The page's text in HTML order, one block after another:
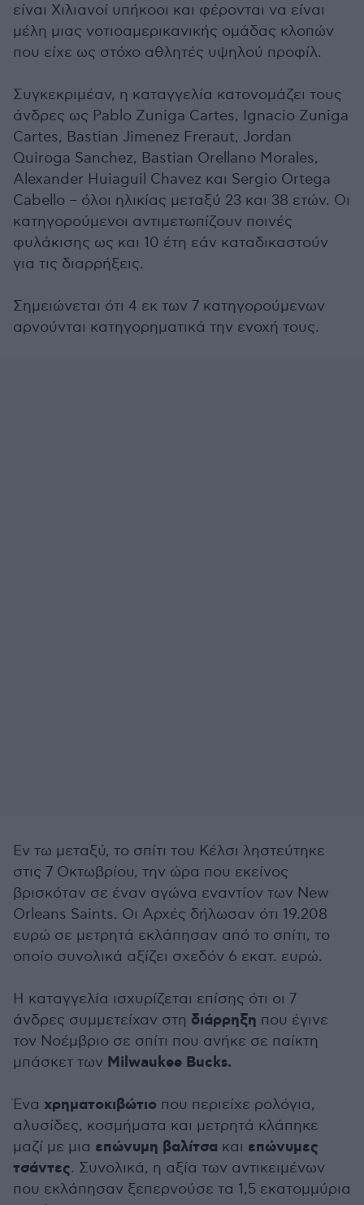
είναι Χιλιανοί υπήκοοι και φέρονται να είναι
μέλη μιας νοτιοαμερικανικής ομάδας κλοπών
που είχε ως στόχο αθλητές υψηλού προφίλ.
Συγκεκριμέαν, η καταγγελία κατονομάζει τους
άνδρες ως Pablo Zuniga Cartes, Ignacio Zuniga
Cartes, Bastian Jimenez Freraut, Jordan
Quiroga Sanchez, Bastian Orellano Morales,
Alexander Huiaguil Chavez και Sergio Ortega
Cabello – όλοι ηλικίας μεταξύ 23 και 38 ετών. Οι
κατηγορούμενοι αντιμετωπίζουν ποινές
φυλάκισης ως και 10 έτη εάν καταδικαστούν
για τις διαρρήξεις.
Σημειώνεται ότι 4 εκ των 7 κατηγορούμενων
αρνούνται κατηγορηματικά την ενοχή τους.
Εν τω μεταξύ, το σπίτι του Κέλσι ληστεύτηκε
στις 7 Οκτωβρίου, την ώρα που εκείνος
βρισκόταν σε έναν αγώνα εναντίον των New
Orleans Saints. Οι Αρχές δήλωσαν ότι 19.208
ευρώ σε μετρητά εκλάπησαν από το σπίτι, το
οποίο συνολικά αξίζει σχεδόν 6 εκατ. ευρώ.
Η καταγγελία ισχυρίζεται επίσης ότι οι 7
άνδρες συμμετείχαν στη διάρρηξη που έγινε
τον Νοέμβριο σε σπίτι που ανήκε σε παίκτη
μπάσκετ των Milwaukee Bucks.
Ένα χρηματοκιβώτιο που περιείχε ρολόγια,
αλυσίδες, κοσμήματα και μετρητά κλάπηκε
μαζί με μια επώνυμη βαλίτσα και επώνυμες
τσάντες. Συνολικά, η αξία των αντικειμένων
που εκλάπησαν ξεπερνούσε τα 1,5 εκατομμύρια